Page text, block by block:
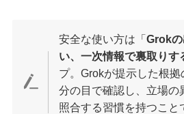
安全な使い方は「 Grokの
い、一次情報で裏取りす
プ。Grokが提示した根
分の目で確認し、立場の
照合する習慣を持つこと